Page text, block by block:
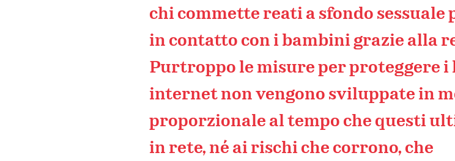
chi commette reati a sfondo sessuale
in contatto con i bambini grazie alla
Purtroppo le misure per proteggere i
internet non vengono sviluppate in
proporzionale al tempo che questi
in rete, né ai rischi che corrono, che